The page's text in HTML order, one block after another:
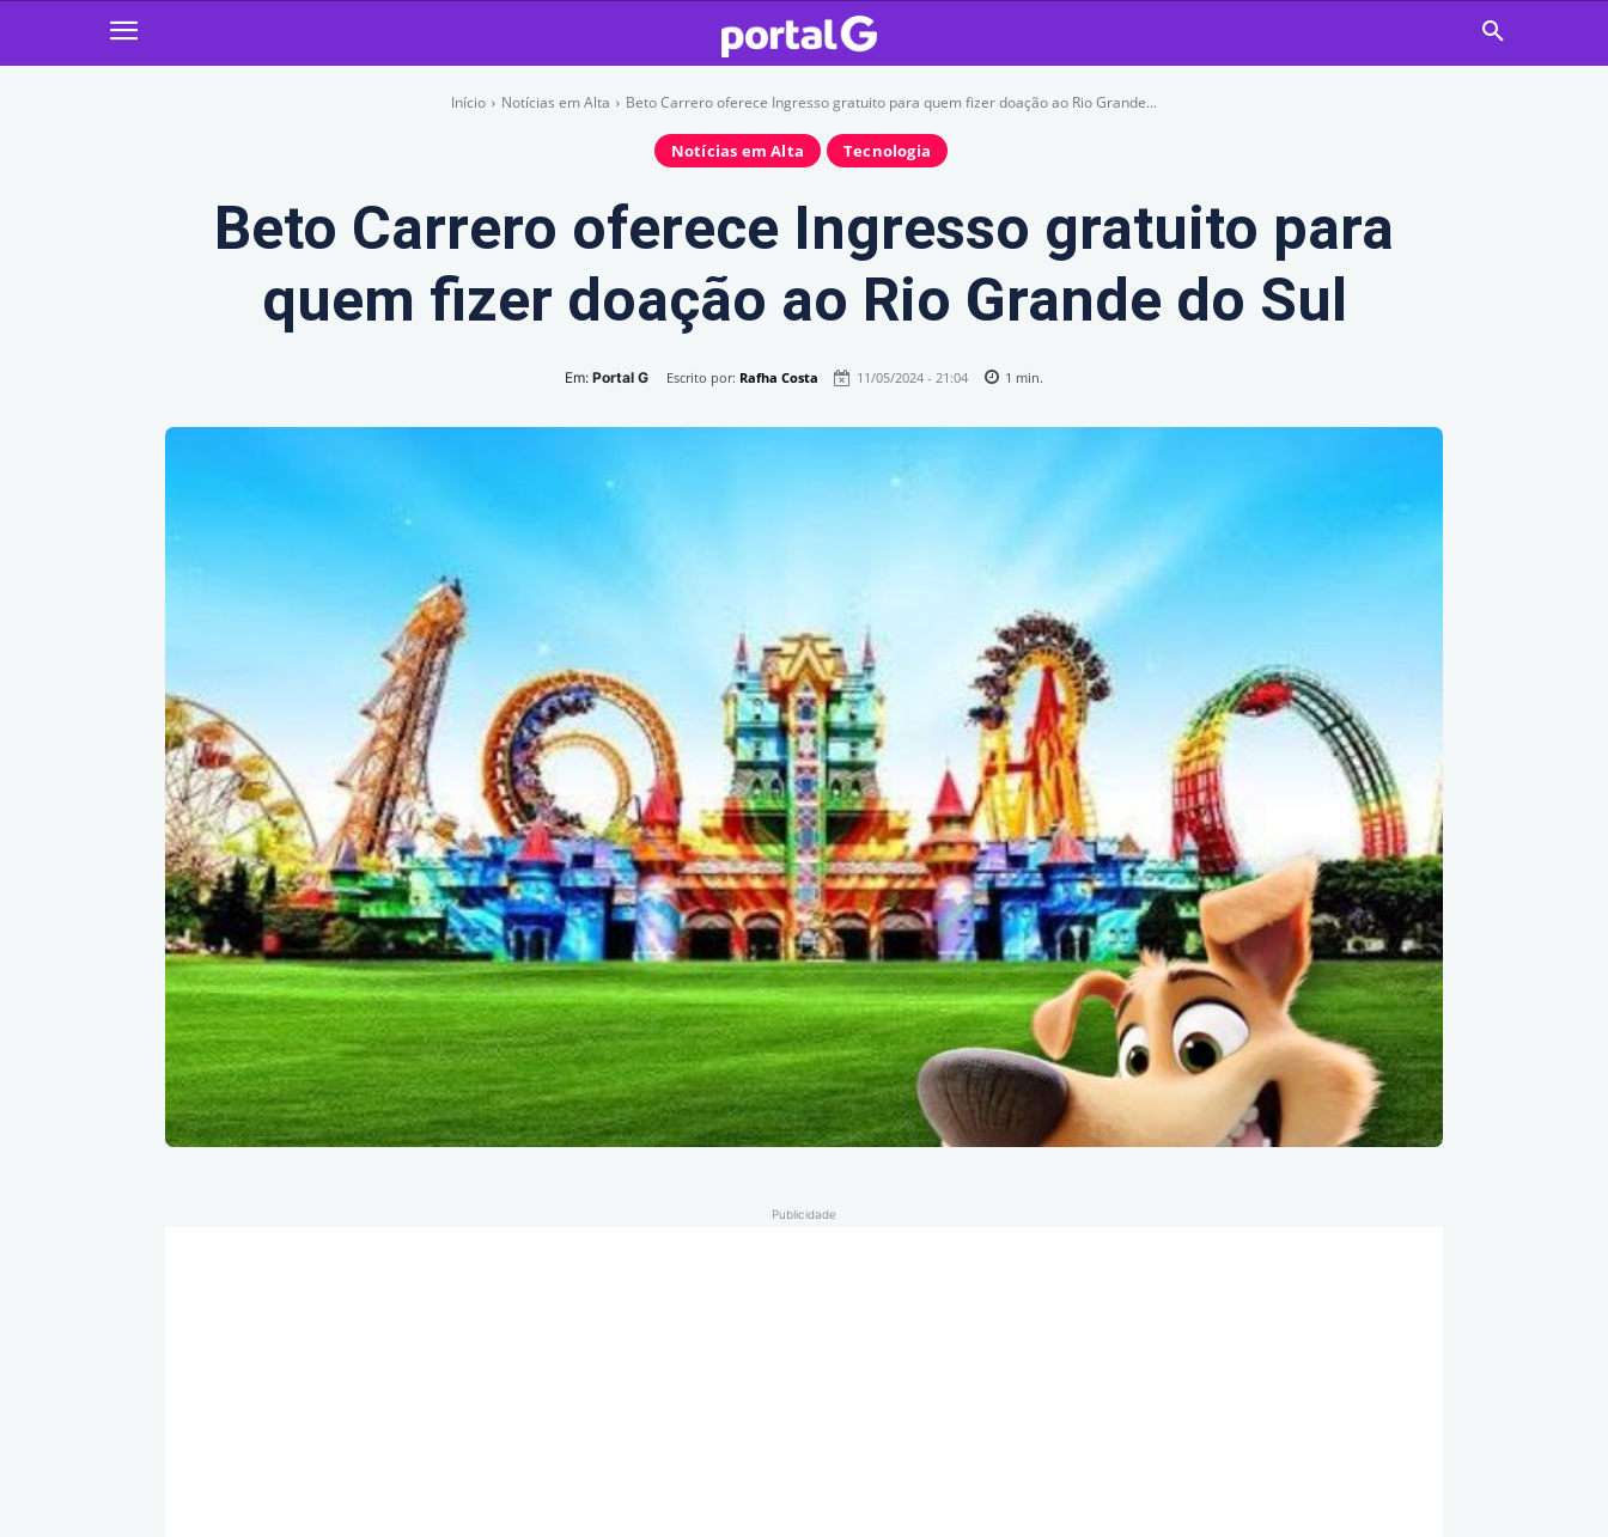
Início Notícias em Alta Beto Carrero oferece Ingresso gratuito para quem fizer doação ao Rio Grande...
Notícias em Alta Tecnologia
Beto Carrero oferece Ingresso gratuito para
quem fizer doação ao Rio Grande do Sul
Em: Portal G Escrito por: Rafha Costa 11/05/2024 - 21:04 1 min.
Publicidade